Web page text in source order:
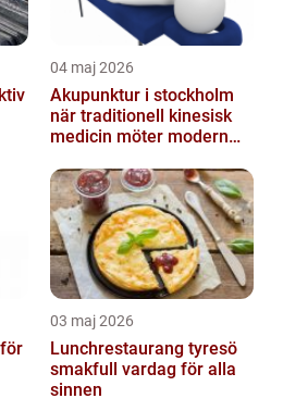
04 maj 2026
Akupunktur i stockholm
när traditionell kinesisk
medicin möter modern
03 maj 2026
Lunchrestaurang tyresö
smakfull vardag för alla
sinnen